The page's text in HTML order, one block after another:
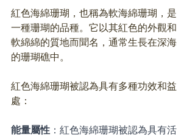
紅色海綿珊瑚，也稱為軟海綿珊瑚，是
一種珊瑚的品種。它以其紅色的外觀和
軟綿綿的質地而聞名，通常生長在深海
的珊瑚礁中。
紅色海綿珊瑚被認為具有多種功效和益
處：
能量屬性 ：紅色海綿珊瑚被認為具有活